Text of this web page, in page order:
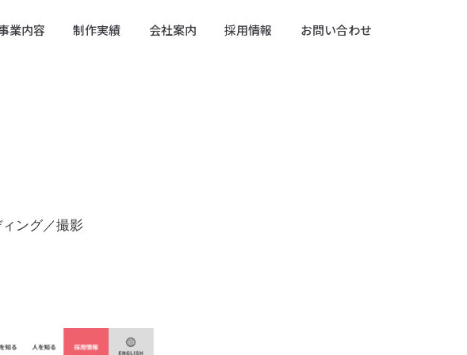
業内容 制作実績 会社案内 採用情報 お問い合わせ
ング／撮影